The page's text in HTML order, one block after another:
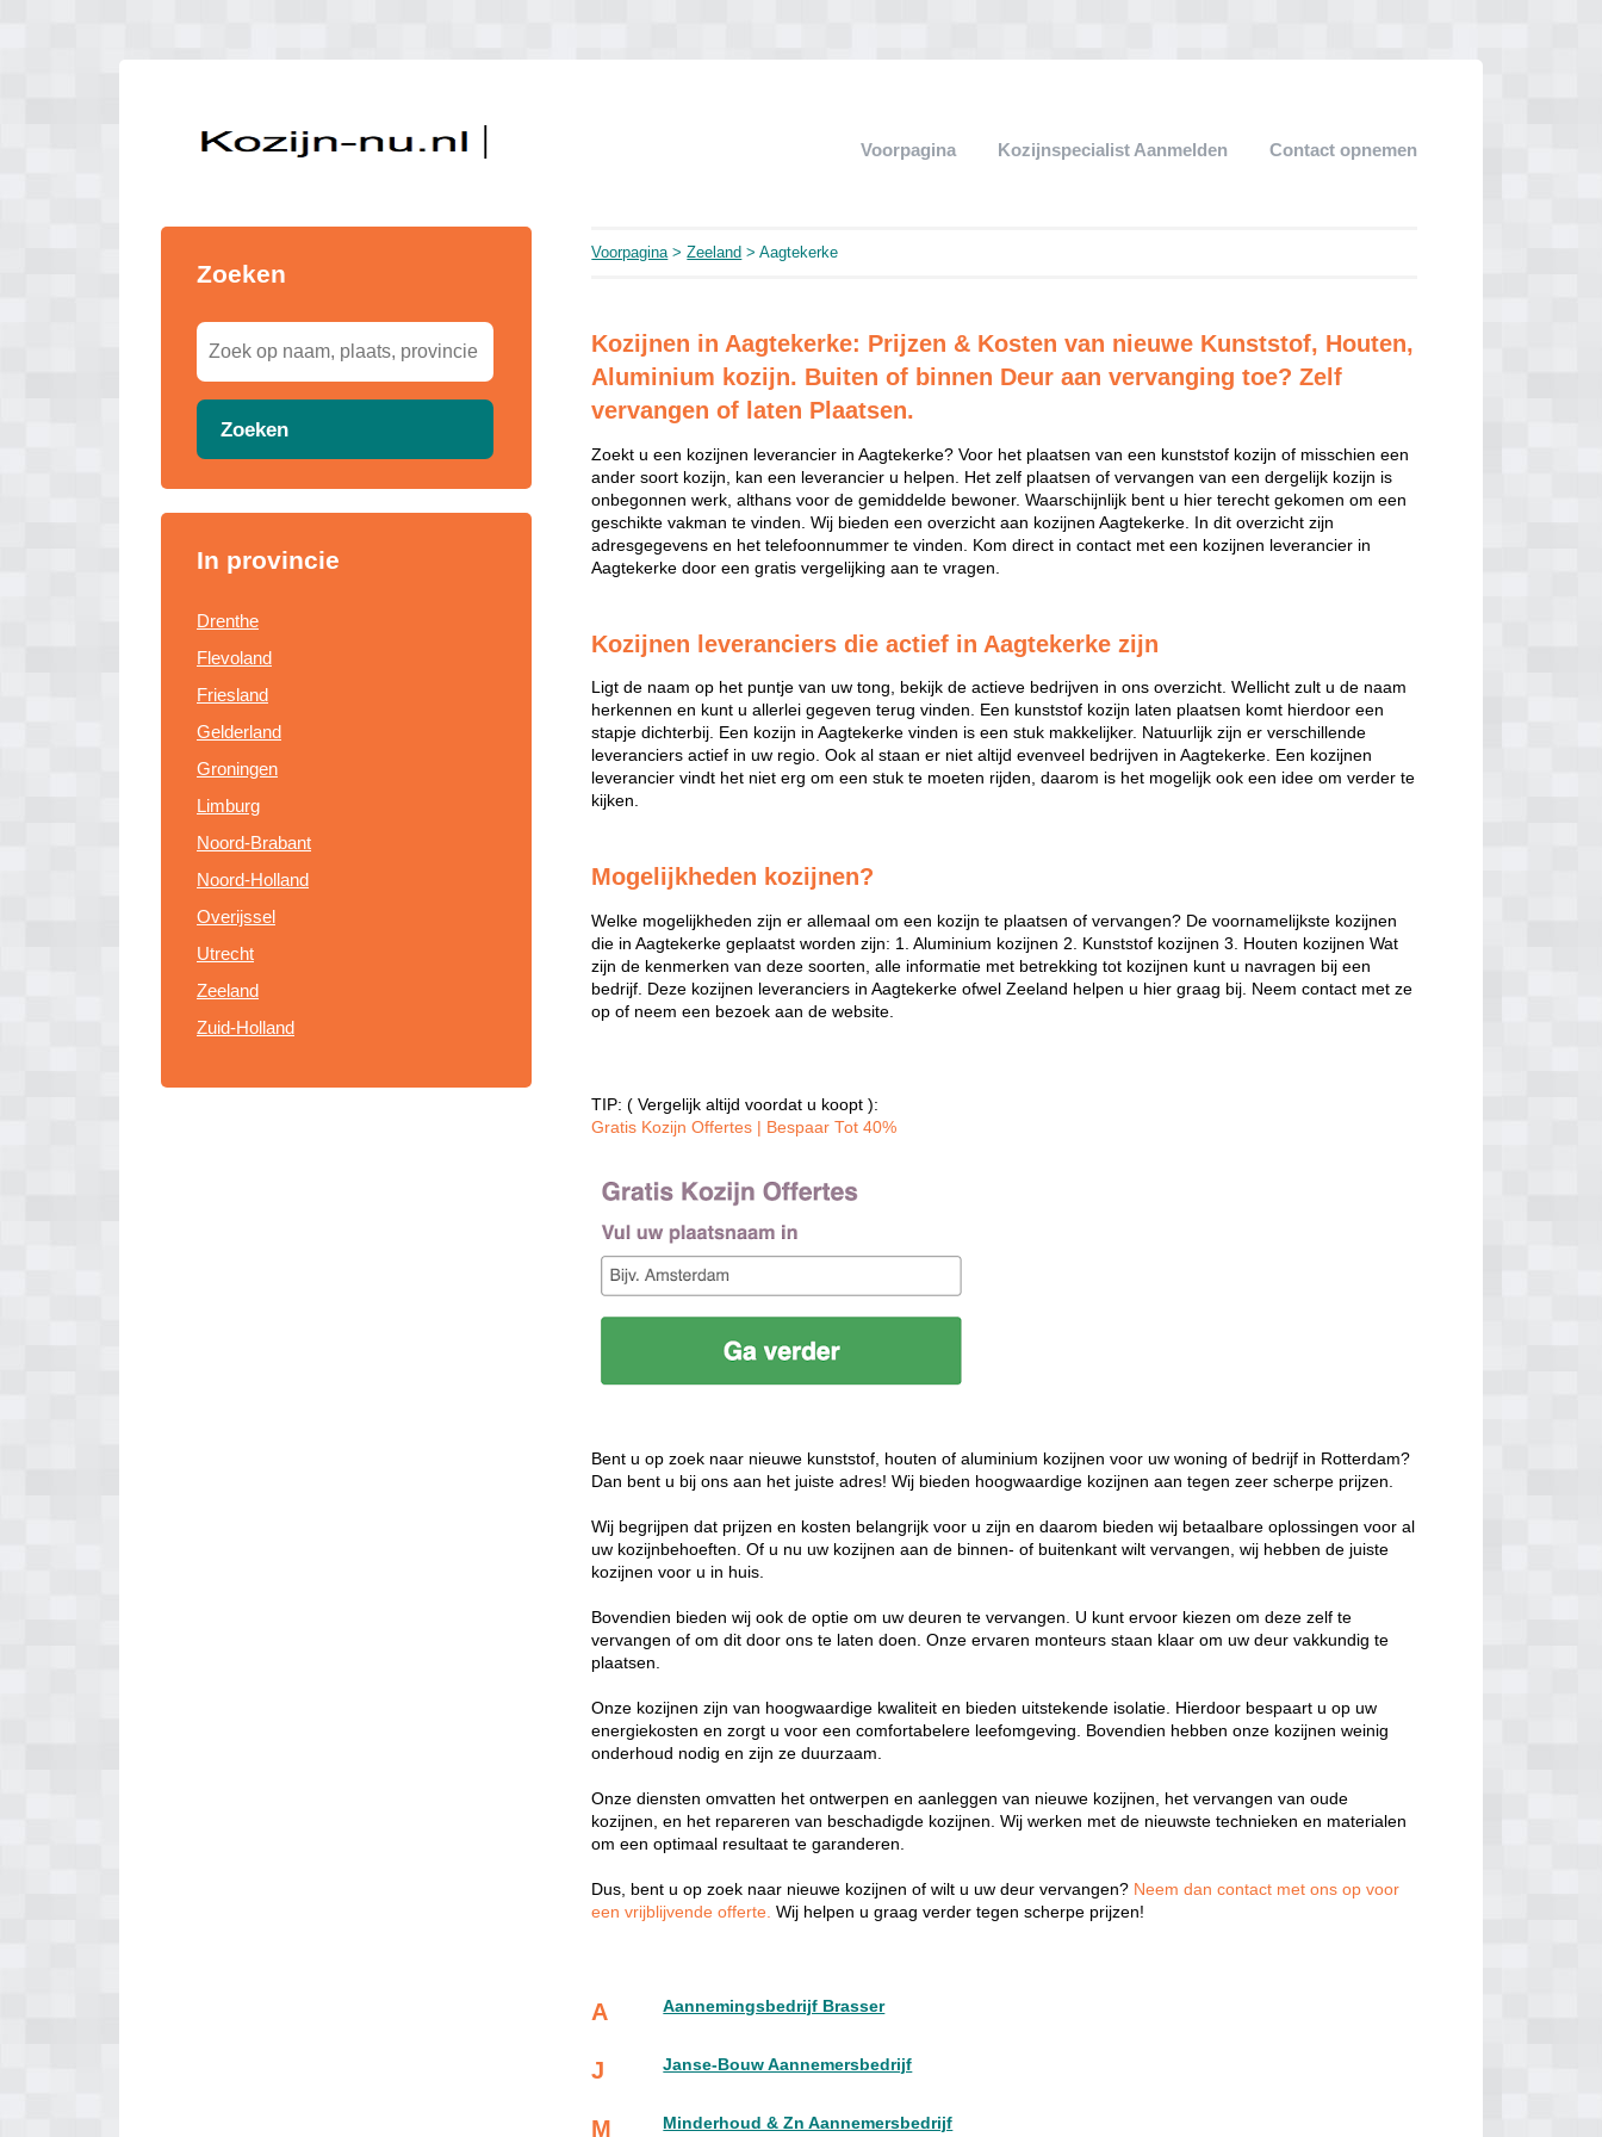
Voorpagina Kozijnspecialist Aanmelden Contact opnemen
Zoeken
Zoeken
In provincie
Drenthe
Flevoland
Friesland
Gelderland
Groningen
Limburg
Noord-Brabant
Noord-Holland
Overijssel
Utrecht
Zeeland
Zuid-Holland
Voorpagina>Zeeland > Aagtekerke
Kozijnen in Aagtekerke: Prijzen & Kosten van nieuwe Kunststof, Houten,
Aluminium kozijn. Buiten of binnen Deur aan vervanging toe? Zelf
vervangen of laten Plaatsen.
Zoekt u een kozijnen leverancier in Aagtekerke? Voor het plaatsen van een kunststof kozijn of misschien een
ander soort kozijn, kan een leverancier u helpen. Het zelf plaatsen of vervangen van een dergelijk kozijn is
onbegonnen werk, althans voor de gemiddelde bewoner. Waarschijnlijk bent u hier terecht gekomen om een
geschikte vakman te vinden. Wij bieden een overzicht aan kozijnen Aagtekerke. In dit overzicht zijn
adresgegevens en het telefoonnummer te vinden. Kom direct in contact met een kozijnen leverancier in
Aagtekerke door een gratis vergelijking aan te vragen.
Kozijnen leveranciers die actief in Aagtekerke zijn
Ligt de naam op het puntje van uw tong, bekijk de actieve bedrijven in ons overzicht. Wellicht zult u de naam
herkennen en kunt u allerlei gegeven terug vinden. Een kunststof kozijn laten plaatsen komt hierdoor een
stapje dichterbij. Een kozijn in Aagtekerke vinden is een stuk makkelijker. Natuurlijk zijn er verschillende
leveranciers actief in uw regio. Ook al staan er niet altijd evenveel bedrijven in Aagtekerke. Een kozijnen
leverancier vindt het niet erg om een stuk te moeten rijden, daarom is het mogelijk ook een idee om verder te
kijken.
Mogelijkheden kozijnen?
Welke mogelijkheden zijn er allemaal om een kozijn te plaatsen of vervangen? De voornamelijkste kozijnen
die in Aagtekerke geplaatst worden zijn: 1. Aluminium kozijnen 2. Kunststof kozijnen 3. Houten kozijnen Wat
zijn de kenmerken van deze soorten, alle informatie met betrekking tot kozijnen kunt u navragen bij een
bedrijf. Deze kozijnen leveranciers in Aagtekerke ofwel Zeeland helpen u hier graag bij. Neem contact met ze
op of neem een bezoek aan de website.
TIP: ( Vergelijk altijd voordat u koopt ):
Gratis Kozijn Offertes | Bespaar Tot 40%‎
Bent u op zoek naar nieuwe kunststof, houten of aluminium kozijnen voor uw woning of bedrijf in Rotterdam?
Dan bent u bij ons aan het juiste adres! Wij bieden hoogwaardige kozijnen aan tegen zeer scherpe prijzen.
Wij begrijpen dat prijzen en kosten belangrijk voor u zijn en daarom bieden wij betaalbare oplossingen voor al
uw kozijnbehoeften. Of u nu uw kozijnen aan de binnen- of buitenkant wilt vervangen, wij hebben de juiste
kozijnen voor u in huis.
Bovendien bieden wij ook de optie om uw deuren te vervangen. U kunt ervoor kiezen om deze zelf te
vervangen of om dit door ons te laten doen. Onze ervaren monteurs staan klaar om uw deur vakkundig te
plaatsen.
Onze kozijnen zijn van hoogwaardige kwaliteit en bieden uitstekende isolatie. Hierdoor bespaart u op uw
energiekosten en zorgt u voor een comfortabelere leefomgeving. Bovendien hebben onze kozijnen weinig
onderhoud nodig en zijn ze duurzaam.
Onze diensten omvatten het ontwerpen en aanleggen van nieuwe kozijnen, het vervangen van oude
kozijnen, en het repareren van beschadigde kozijnen. Wij werken met de nieuwste technieken en materialen
om een optimaal resultaat te garanderen.
Dus, bent u op zoek naar nieuwe kozijnen of wilt u uw deur vervangen? Neem dan contact met ons op voor
een vrijblijvende offerte.Wij helpen u graag verder tegen scherpe prijzen!
A Aannemingsbedrijf Brasser
J Janse-Bouw Aannemersbedrijf
M Minderhoud & Zn Aannemersbedrijf